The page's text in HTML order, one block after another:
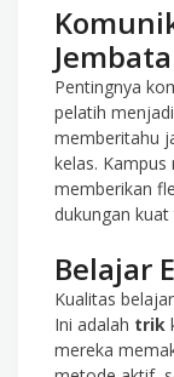
Pentingnya
pelatih menjadi
memberitahu
kelas.
memberikan
dukungan
Belajar
Kualitas
Ini adalah trik
mereka